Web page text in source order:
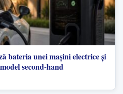
bateria unei mașini electrice și
second-hand